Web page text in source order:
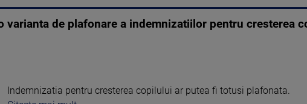
varianta de plafonare a indemnizatiilor pentru cresterea
Indemnizatia pentru cresterea copilului ar putea fi totusi plafonata.